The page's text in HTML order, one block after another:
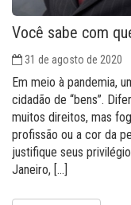
Você sabe com
31 de agosto de 2020
Em meio à pandemia,
cidadão de “bens”.
muitos direitos, mas
profissão ou a cor da
justifique seus
Janeiro, […]